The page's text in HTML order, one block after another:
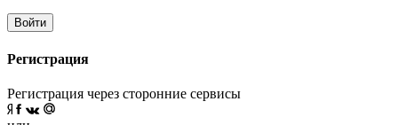
Войти
Регистрация
Регистрация через сторонние сервисы